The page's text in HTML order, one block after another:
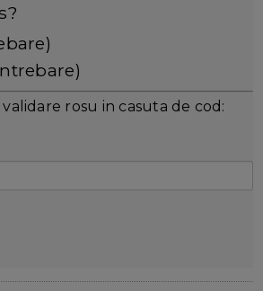
rosu in casuta de cod: